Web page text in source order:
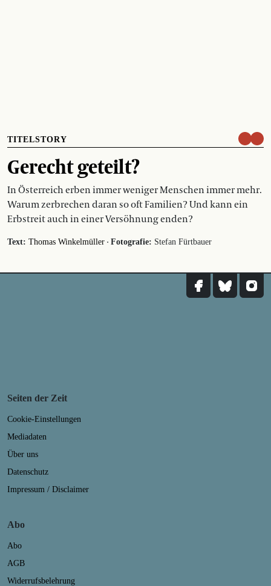
TITELSTORY
Gerecht geteilt?
In Österreich erben immer weniger Menschen immer mehr.
Warum zerbrechen daran so oft Familien? Und kann ein
Erbstreit auch in einer Versöhnung enden?
Text: Thomas Winkelmüller · Fotografie: Stefan Fürtbauer
Seiten der Zeit
Cookie-Einstellungen
Mediadaten
Über uns
Datenschutz
Impressum / Disclaimer
Abo
Abo
AGB
Widerrufsbelehrung